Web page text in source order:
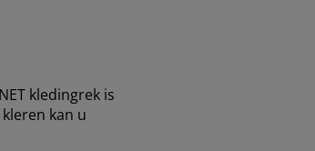
kledingrek is
kan u